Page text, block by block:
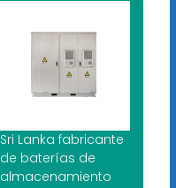
Sri Lanka fabricante
de baterías de
almacenamiento